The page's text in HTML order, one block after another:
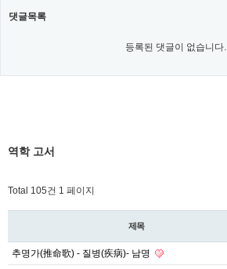
댓글목록
등록된 댓글이 없습니다.
역학 고서
Total 105건 1 페이지
제목
추명가(推命歌) - 질병(疾病)- 남명